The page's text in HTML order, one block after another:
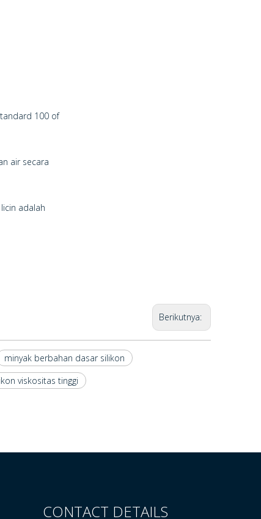
100 of
air secara
adalah
Berikutnya:
minyak berbahan dasar silikon
viskositas tinggi
CONTACT DETAILS